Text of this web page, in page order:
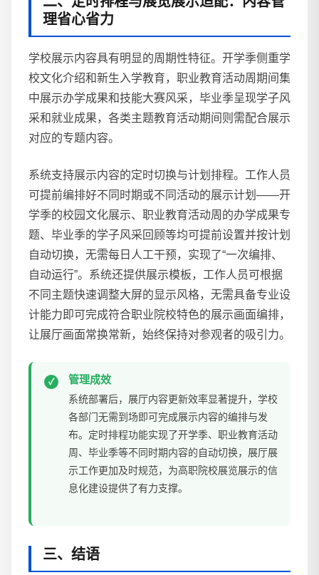
理省心省力
学校展示内容具有明显的周期性特征。开学季侧重学
校文化介绍和新生入学教育，职业教育活动周期间集
中展示办学成果和技能大赛风采，毕业季呈现学子风
采和就业成果，各类主题教育活动期间则需配合展示
对应的专题内容。
系统支持展示内容的定时切换与计划排程。工作人员
可提前编排好不同时期或不同活动的展示计划——开
学季的校园文化展示、职业教育活动周的办学成果专
题、毕业季的学子风采回顾等均可提前设置并按计划
自动切换，无需每日人工干预，实现了“一次编排、
自动运行”。系统还提供展示模板，工作人员可根据
不同主题快速调整大屏的显示风格，无需具备专业设
计能力即可完成符合职业院校特色的展示画面编排，
让展厅画面常换常新，始终保持对参观者的吸引力。
管理成效
系统部署后，展厅内容更新效率显著提升，学校
各部门无需到场即可完成展示内容的编排与发
布。定时排程功能实现了开学季、职业教育活动
周、毕业季等不同时期内容的自动切换，展厅展
示工作更加及时规范，为高职院校展览展示的信
息化建设提供了有力支撑。
三、结语